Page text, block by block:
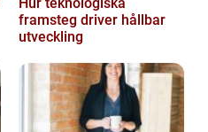
framsteg driver hållbar
utveckling